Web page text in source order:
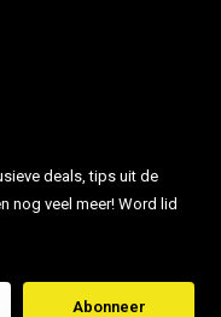
deals, tips uit de
nog veel meer! Word lid
Abonneer